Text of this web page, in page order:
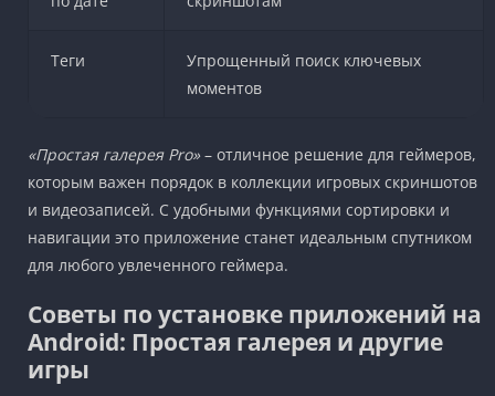
Теги
Упрощенный поиск ключевых
моментов
«Простая галерея Pro»– отличное решение для геймеров,
которым важен порядок в коллекции игровых скриншотов
и видеозаписей. С удобными функциями сортировки и
навигации это приложение станет идеальным спутником
для любого увлеченного геймера.
Советы по установке приложений на
Android: Простая галерея и другие
игры